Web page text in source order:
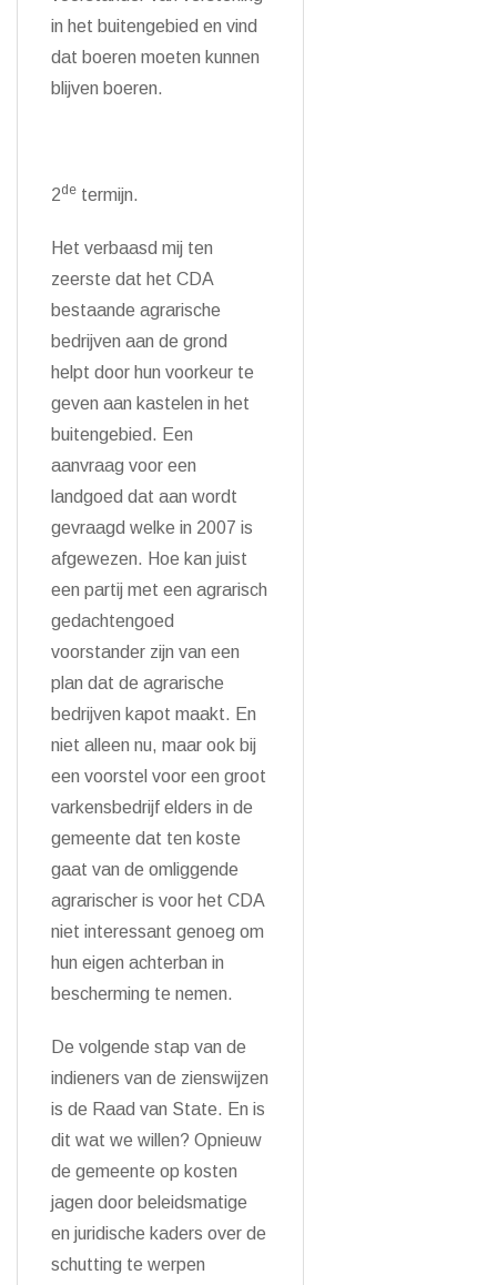
in het buitengebied en vind
dat boeren moeten kunnen
blijven boeren.
2de termijn.
Het verbaasd mij ten
zeerste dat het CDA
bestaande agrarische
bedrijven aan de grond
helpt door hun voorkeur te
geven aan kastelen in het
buitengebied. Een
aanvraag voor een
landgoed dat aan wordt
gevraagd welke in 2007 is
afgewezen. Hoe kan juist
een partij met een agrarisch
gedachtengoed
voorstander zijn van een
plan dat de agrarische
bedrijven kapot maakt. En
niet alleen nu, maar ook bij
een voorstel voor een groot
varkensbedrijf elders in de
gemeente dat ten koste
gaat van de omliggende
agrarischer is voor het CDA
niet interessant genoeg om
hun eigen achterban in
bescherming te nemen.
De volgende stap van de
indieners van de zienswijzen
is de Raad van State. En is
dit wat we willen? Opnieuw
de gemeente op kosten
jagen door beleidsmatige
en juridische kaders over de
schutting te werpen